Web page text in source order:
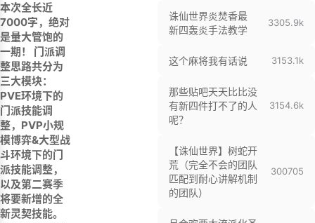
本次全长近
7000字，绝对
是量大管饱的
一期！ 门派调
整思路共分为
三大模块：
PVE环境下的
门派技能调
整，PVP小规
模博弈&大型战
斗环境下的门
派技能调整，
以及第二赛季
将要新增的全
新灵契技能。
诛仙世界炎焚香最
新四轰炎手法教学
3305.9k
这个麻将我有话说 3153.1k
那些贴吧天天比比没
有新四件打不了的人
呢？
3154.6k
【诛仙世界】树蛇开
荒（完全不会的团队
匹配到耐心讲解机制
的团队）
300705